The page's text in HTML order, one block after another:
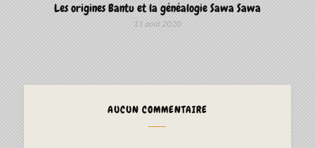
Les origines Bantu et la généalogie Sawa Sawa
11 août 2020
AUCUN COMMENTAIRE